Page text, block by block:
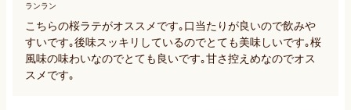
ランラン
こちらの桜ラテがオススメです｡口当たりが良いので飲みや
すいです｡後味スッキリしているのでとても美味しいです｡桜
風味の味わいなのでとても良いです｡甘さ控えめなのでオス
スメです｡